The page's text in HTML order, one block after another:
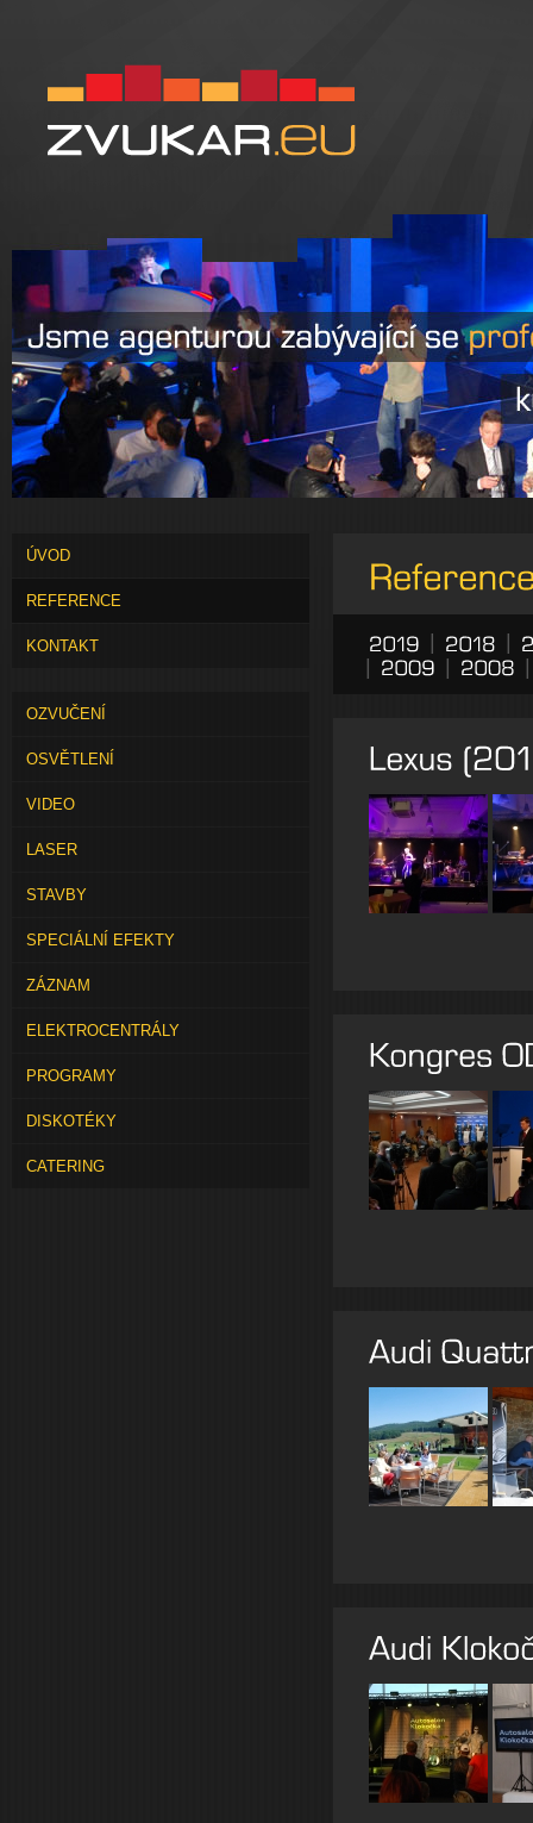
Zvukar.eu
ÚVOD
REFERENCE
KONTAKT
OZVUČENÍ
OSVĚTLENÍ
VIDEO
LASER
STAVBY
SPECIÁLNÍ EFEKTY
ZÁZNAM
ELEKTROCENTRÁLY
PROGRAMY
DISKOTÉKY
CATERING
|
|